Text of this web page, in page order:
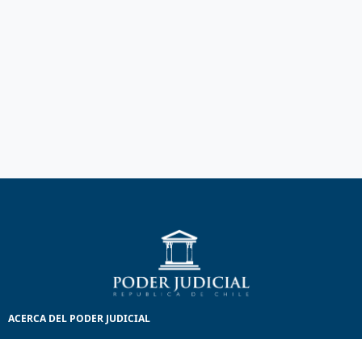
ACERCA DEL PODER JUDICIAL